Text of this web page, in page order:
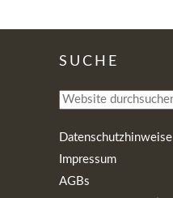
SUCHE
Datenschutzhinweise
Impressum
AGBs